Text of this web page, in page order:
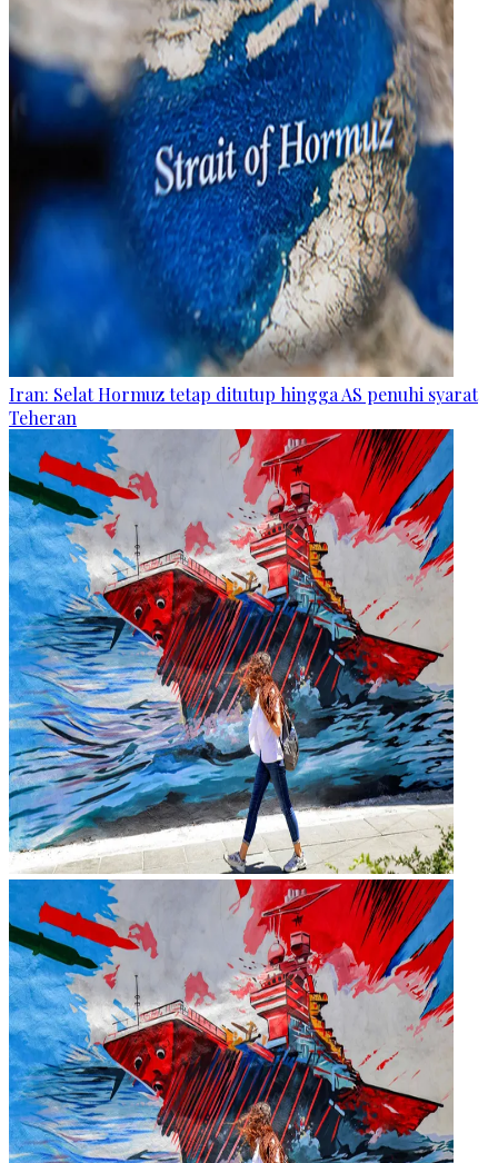
Iran: Selat Hormuz tetap ditutup hingga AS penuhi syarat
Teheran